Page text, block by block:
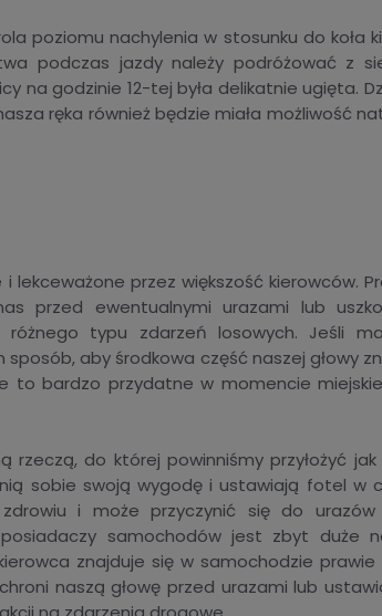
poziomu nachylenia w stosunku do koła
podczas jazdy należy podróżować z
na godzinie 12-tej była delikatnie ugięta.
ręka również będzie miała możliwość
przez większość kierowców.
przed ewentualnymi urazami lub
różnego typu zdarzeń losowych. Jeśli
aby środkowa część naszej głowy
to bardzo przydatne w momencie
do której powinniśmy przyłożyć jak
sobie swoją wygodę i ustawiają fotel w
i może przyczynić się do urazów
posiadaczy samochodów jest zbyt duże
znajduje się w samochodzie prawie
naszą głowę przed urazami lub